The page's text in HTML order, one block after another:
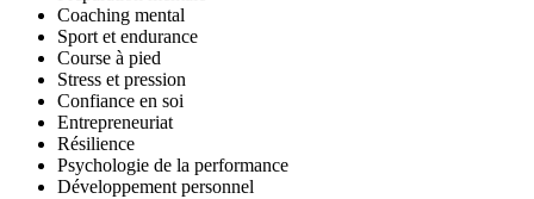
Coaching mental
Sport et endurance
Course à pied
Stress et pression
Confiance en soi
Entrepreneuriat
Résilience
Psychologie de la performance
Développement personnel